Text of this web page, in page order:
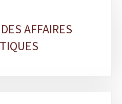
AFFAIRES